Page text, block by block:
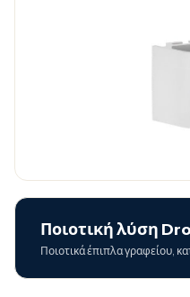
Ποιοτική λύση
Ποιοτικά έπιπλα γραφείου,